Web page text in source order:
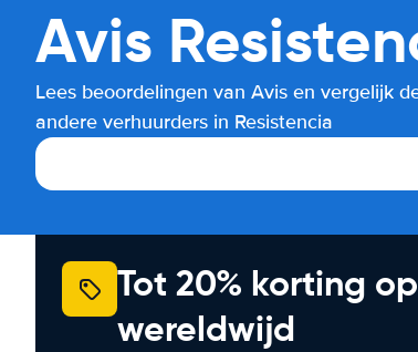
Avis
Lees beoordelingen van Avis en vergelijk
andere verhuurders in Resistencia
Tot 20% korting
wereldwijd